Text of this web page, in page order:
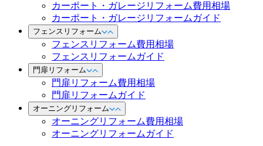
カーポート・ガレージリフォーム費用相場
カーポート・ガレージリフォームガイド
フェンスリフォーム
フェンスリフォーム費用相場
フェンスリフォームガイド
門扉リフォーム
門扉リフォーム費用相場
門扉リフォームガイド
オーニングリフォーム
オーニングリフォーム費用相場
オーニングリフォームガイド